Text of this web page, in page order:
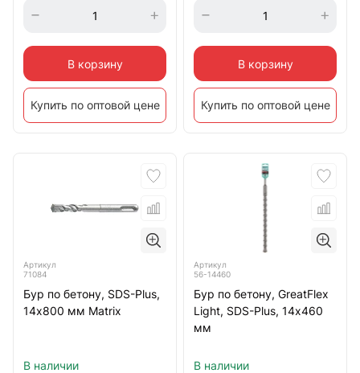
В корзину
Купить по оптовой цене
В корзину
Купить по оптовой цене
Артикул
71084
Бур по бетону, SDS-Plus,
14х800 мм Matrix
В наличии
Артикул
56-14460
Бур по бетону, GreatFlex
Light, SDS-Plus, 14х460
мм
В наличии